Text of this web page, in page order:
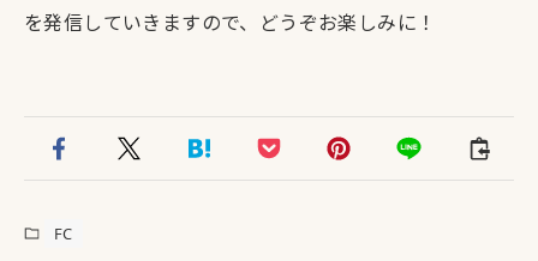
を発信していきますので、どうぞお楽しみに！
FC